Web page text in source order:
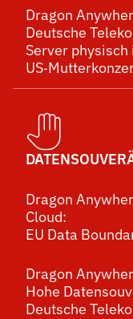
Dragon
Deutsche
Server
Dragon
Cloud:
EU Data
Dragon
Hohe
Deutsche